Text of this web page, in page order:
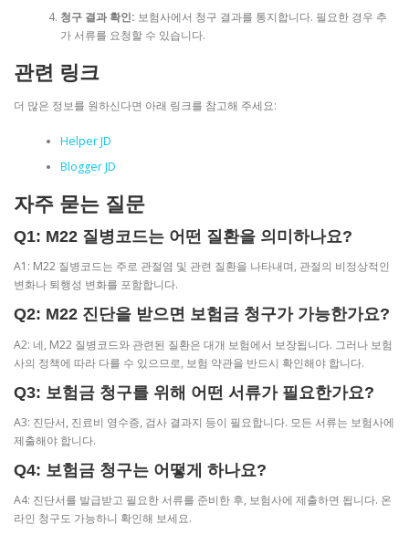
청구 결과 확인: 보험사에서 청구 결과를 통지합니다. 필요한 경우 추
가 서류를 요청할 수 있습니다.
관련 링크
더 많은 정보를 원하신다면 아래 링크를 참고해 주세요:
Helper JD
Blogger JD
자주 묻는 질문
Q1: M22 질병코드는 어떤 질환을 의미하나요?
A1: M22 질병코드는 주로 관절염 및 관련 질환을 나타내며, 관절의 비정상적인
변화나 퇴행성 변화를 포함합니다.
Q2: M22 진단을 받으면 보험금 청구가 가능한가요?
A2: 네, M22 질병코드와 관련된 질환은 대개 보험에서 보장됩니다. 그러나 보험
사의 정책에 따라 다를 수 있으므로, 보험 약관을 반드시 확인해야 합니다.
Q3: 보험금 청구를 위해 어떤 서류가 필요한가요?
A3: 진단서, 진료비 영수증, 검사 결과지 등이 필요합니다. 모든 서류는 보험사에
제출해야 합니다.
Q4: 보험금 청구는 어떻게 하나요?
A4: 진단서를 발급받고 필요한 서류를 준비한 후, 보험사에 제출하면 됩니다. 온
라인 청구도 가능하니 확인해 보세요.